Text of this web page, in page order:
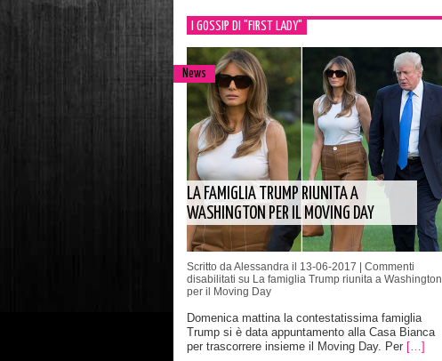
I GOSSIP DI "FIRST LADY"
News
LA FAMIGLIA TRUMP RIUNITA A
WASHINGTON PER IL MOVING DAY
Scritto da Alessandra il 13-06-2017 | Commenti
disabilitati su La famiglia Trump riunita a Washington
per il Moving Day
Domenica mattina la contestatissima famiglia
Trump si è data appuntamento alla Casa Bianca
per trascorrere insieme il Moving Day. Per […]